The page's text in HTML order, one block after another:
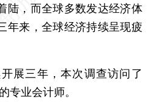
陆，而全球多数发达经济体
年来，全球经济持续呈现疲
三年，本次调查访问了
专业会计师。